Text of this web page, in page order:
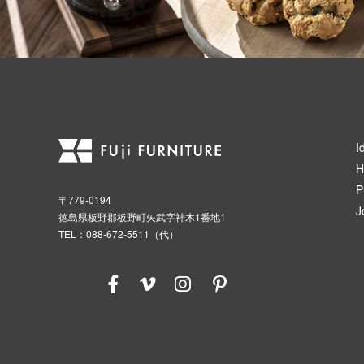
〒779-0194
徳島県板野郡板野町矢武字神木1番地1
TEL：088-672-5511（代）